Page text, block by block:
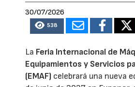
30/07/2026
538
La Feria Internacional de
Equipamientos y Servicios
(EMAF) celebrará una nueva